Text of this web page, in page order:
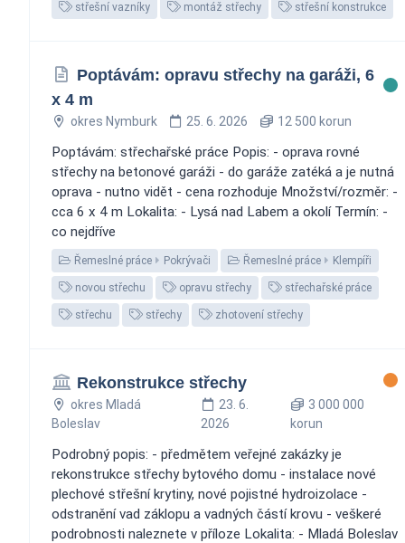
střešní vazníky montáž střechy střešní konstrukce
Poptávám: opravu střechy na garáži, 6
x 4 m
okres Nymburk 25. 6. 2026 12 500 korun
Poptávám: střechařské práce Popis: - oprava rovné
střechy na betonové garáži - do garáže zatéká a je nutná
oprava - nutno vidět - cena rozhoduje Množství/rozměr: -
cca 6 x 4 m Lokalita: - Lysá nad Labem a okolí Termín: -
co nejdříve
Řemeslné práce Pokrývači Řemeslné práce Klempíři
novou střechu opravu střechy střechařské práce
střechu střechy zhotovení střechy
Rekonstrukce střechy
okres Mladá
Boleslav
23. 6.
2026
3 000 000
korun
Podrobný popis: - předmětem veřejné zakázky je
rekonstrukce střechy bytového domu - instalace nové
plechové střešní krytiny, nové pojistné hydroizolace -
odstranění vad záklopu a vadných částí krovu - veškeré
podrobnosti naleznete v příloze Lokalita: - Mladá Boleslav